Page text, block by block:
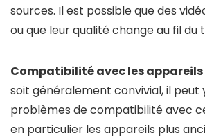
sources. Il est possible que des
ou que leur qualité change au fil du
Compatibilité avec les appareils
soit généralement convivial, il peut
problèmes de compatibilité avec
en particulier les appareils plus